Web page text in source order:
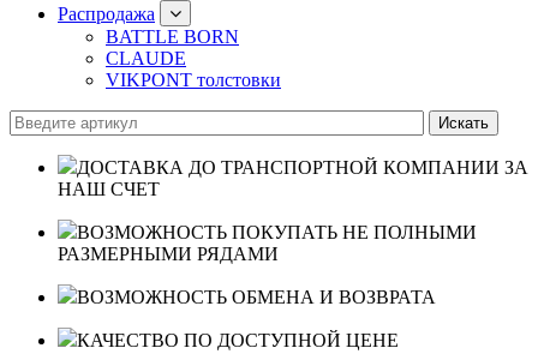
Распродажа
BATTLE BORN
CLAUDE
VIKPONT толстовки
ДОСТАВКА ДО ТРАНСПОРТНОЙ КОМПАНИИ ЗА
НАШ СЧЕТ
ВОЗМОЖНОСТЬ ПОКУПАТЬ НЕ ПОЛНЫМИ
РАЗМЕРНЫМИ РЯДАМИ
ВОЗМОЖНОСТЬ ОБМЕНА И ВОЗВРАТА
КАЧЕСТВО ПО ДОСТУПНОЙ ЦЕНЕ